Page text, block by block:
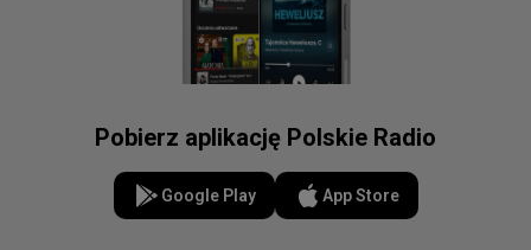
Pobierz aplikację Polskie Radio
Google Play App Store